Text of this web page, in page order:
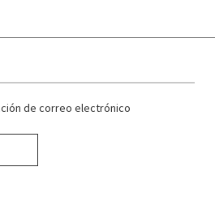
de correo electrónico